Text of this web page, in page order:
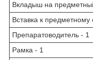
Вкладыш на
Вставка к предметному
Препаратоводитель - 1
Рамка - 1